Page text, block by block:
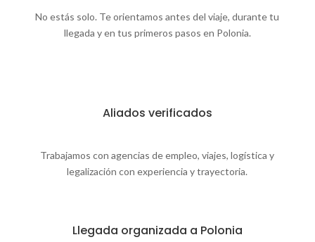
No estás solo. Te orientamos antes del viaje, durante tu
llegada y en tus primeros pasos en Polonia.
Aliados verificados
Trabajamos con agencias de empleo, viajes, logística y
legalización con experiencia y trayectoria.
Llegada organizada a Polonia